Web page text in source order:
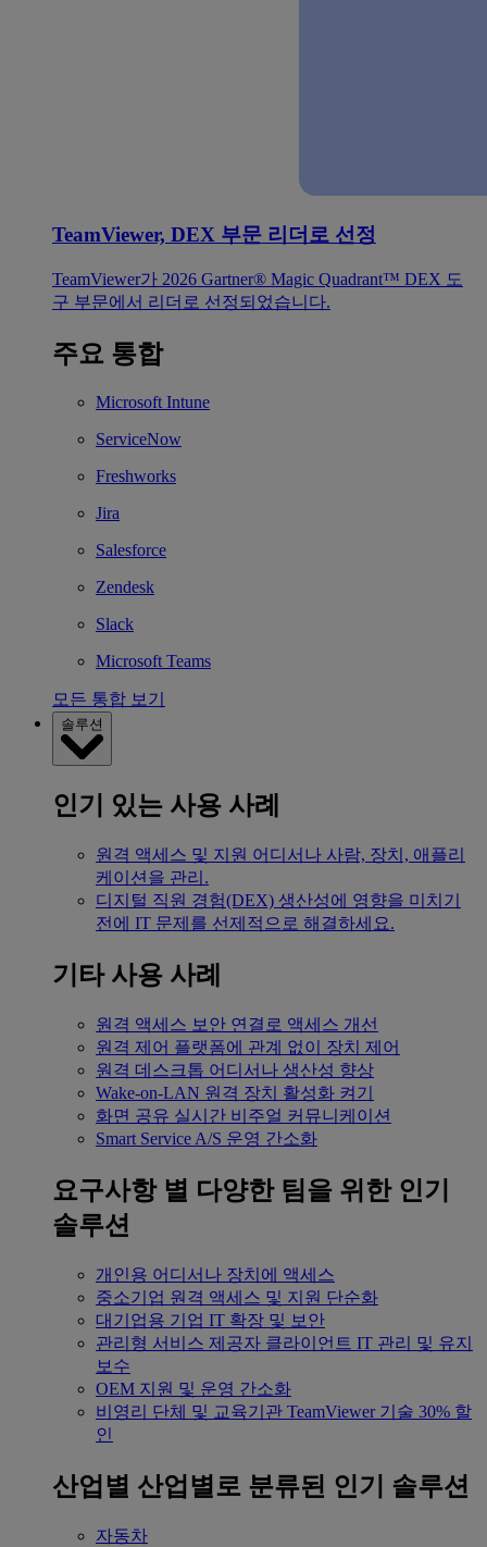
TeamViewer, DEX 부문 리더로 선정
TeamViewer가 2026 Gartner® Magic Quadrant™ DEX 도
구 부문에서 리더로 선정되었습니다.
주요 통합
Microsoft Intune
ServiceNow
Freshworks
Jira
Salesforce
Zendesk
Slack
Microsoft Teams
모든 통합 보기
솔루션
인기 있는 사용 사례
원격 액세스 및 지원 어디서나 사람, 장치, 애플리
케이션을 관리.
디지털 직원 경험(DEX) 생산성에 영향을 미치기
전에 IT 문제를 선제적으로 해결하세요.
기타 사용 사례
원격 액세스 보안 연결로 액세스 개선
원격 제어 플랫폼에 관계 없이 장치 제어
원격 데스크톱 어디서나 생산성 향상
Wake-on-LAN 원격 장치 활성화 켜기
화면 공유 실시간 비주얼 커뮤니케이션
Smart Service A/S 운영 간소화
요구사항 별 다양한 팀을 위한 인기
솔루션
개인용 어디서나 장치에 액세스
중소기업 원격 액세스 및 지원 단순화
대기업용 기업 IT 확장 및 보안
관리형 서비스 제공자 클라이언트 IT 관리 및 유지
보수
OEM 지원 및 운영 간소화
비영리 단체 및 교육기관 TeamViewer 기술 30% 할
인
산업별 산업별로 분류된 인기 솔루션
자동차